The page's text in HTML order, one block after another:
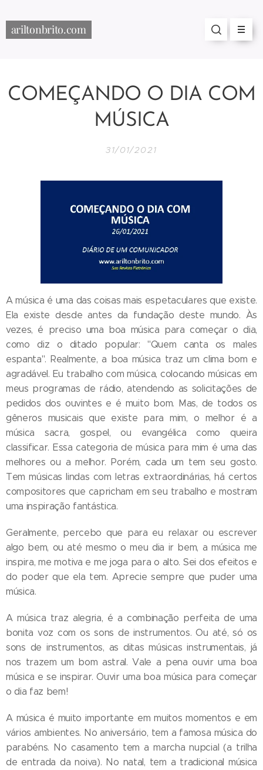
ariltonbrito.com
COMEÇANDO O DIA COM
MÚSICA
31/01/2021
A música é uma das coisas mais espetaculares que existe.
Ela existe desde antes da fundação deste mundo. Às
vezes, é preciso uma boa música para começar o dia,
como diz o ditado popular: "Quem canta os males
espanta". Realmente, a boa música traz um clima bom e
agradável. Eu trabalho com música, colocando músicas em
meus programas de rádio, atendendo as solicitações de
pedidos dos ouvintes e é muito bom. Mas, de todos os
gêneros musicais que existe para mim, o melhor é a
música sacra, gospel, ou evangélica como queira
classificar. Essa categoria de música para mim é uma das
melhores ou a melhor. Porém, cada um tem seu gosto.
Tem músicas lindas com letras extraordinárias, há certos
compositores que capricham em seu trabalho e mostram
uma inspiração fantástica.
Geralmente, percebo que para eu relaxar ou escrever
algo bem, ou até mesmo o meu dia ir bem, a música me
inspira, me motiva e me joga para o alto. Sei dos efeitos e
do poder que ela tem. Aprecie sempre que puder uma
música.
A música traz alegria, é a combinação perfeita de uma
bonita voz com os sons de instrumentos. Ou até, só os
sons de instrumentos, as ditas músicas instrumentais, já
nos trazem um bom astral. Vale a pena ouvir uma boa
música e se inspirar. Ouvir uma boa música para começar
o dia faz bem!
A música é muito importante em muitos momentos e em
vários ambientes. No aniversário, tem a famosa música do
parabéns. No casamento tem a marcha nupcial (a trilha
de entrada da noiva). No natal, tem a tradicional música